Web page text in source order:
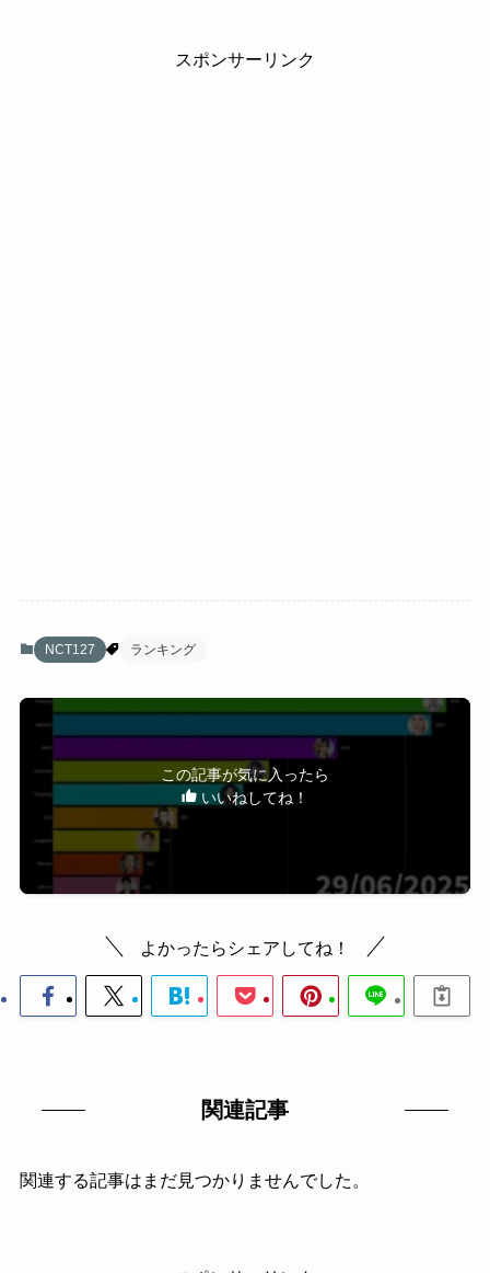
スポンサーリンク
NCT127 ランキング
この記事が気に入ったら
いいねしてね！
よかったらシェアしてね！
関連記事
関連する記事はまだ見つかりませんでした。